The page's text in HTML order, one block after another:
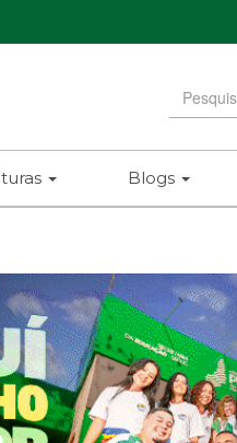
Search
for
Blogs